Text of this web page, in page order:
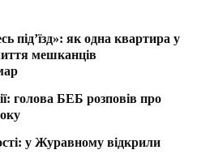
під’їзд»: як одна квартира у
мешканців
голова БЕБ розповів про
у Журавному відкрили